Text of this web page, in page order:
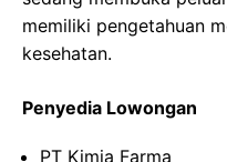
memiliki pengetahuan
kesehatan.
Penyedia Lowongan
PT Kimia Farma